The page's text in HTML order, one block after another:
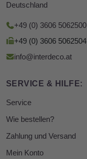
Deutschland
+49 (0) 3606 5062500
+49 (0) 3606 5062504
info@interdeco.at
SERVICE & HILFE:
Service
Wie bestellen?
Zahlung und Versand
Mein Konto